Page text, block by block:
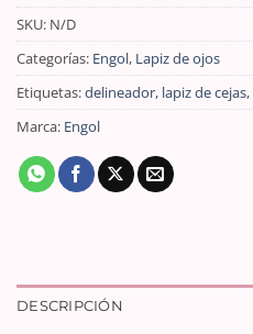
SKU: N/D
Categorías: Engol, Lapiz de ojos
Etiquetas:delineador, lapiz de cejas,
Marca: Engol
DESCRIPCIÓN